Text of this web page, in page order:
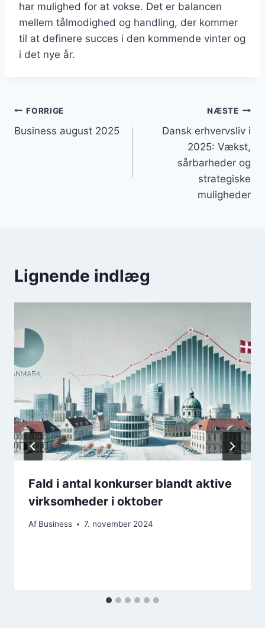
har mulighed for at vokse. Det er balancen
mellem tålmodighed og handling, der kommer
til at definere succes i den kommende vinter og
i det nye år.
Indlægsnavigation
FORRIGE
Business august 2025
NÆSTE
Dansk erhvervsliv i
2025: Vækst,
sårbarheder og
strategiske
muligheder
Lignende indlæg
Fald i antal konkurser blandt aktive
virksomheder i oktober
Af Business 7. november 2024